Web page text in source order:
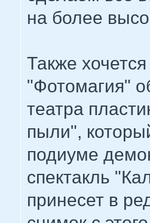
на более
Также
"Фотомагия"
театра
пыли",
подиуме
спектакль
принесет в